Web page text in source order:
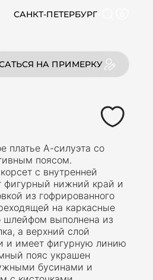
САНКТ-ПЕТЕРБУРГ
НА ПРИМЕРКУ
платье А-силуэта со
поясом.
с внутренней
фигурный нижний край и
из гофрированного
на каркасные
шлейфом выполнена из
а верхний слой
и имеет фигурную линию
пояс украшен
бусинами и